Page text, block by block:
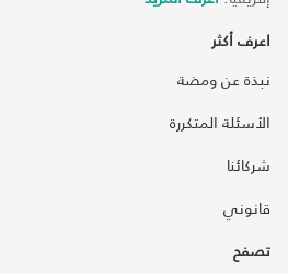
اعرف أكثر
نبذة عن ومضة
الأسئلة المتكررة
شركائنا
قانوني
تصفح